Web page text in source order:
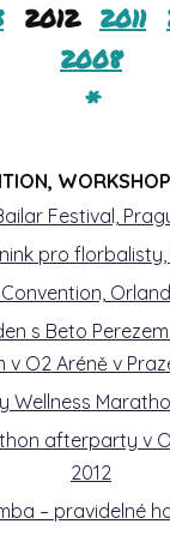
2012 2011
2008
*
Festival,
pro florbalisty,
s Beto
v O2 Aréně v
Wellness
afterparty v
2012
– pravidelné